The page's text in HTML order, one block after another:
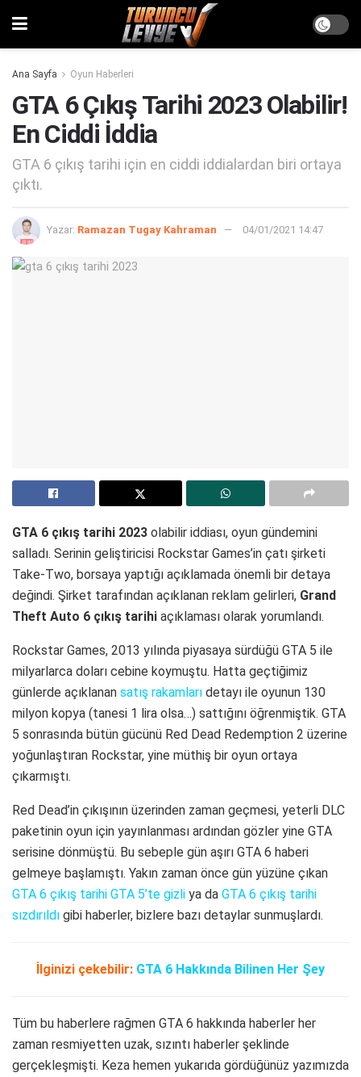
Ana Sayfa Oyun Haberleri
GTA 6 Çıkış Tarihi 2023 Olabilir!
En Ciddi İddia
GTA 6 çıkış tarihi için en ciddi iddialardan biri ortaya
çıktı.
Yazar: Ramazan Tugay Kahraman 04/01/2021 14:47
GTA 6 çıkış tarihi 2023 olabilir iddiası, oyun gündemini
salladı. Serinin geliştiricisi Rockstar Games’in çatı şirketi
Take-Two, borsaya yaptığı açıklamada önemli bir detaya
değindi. Şirket tarafından açıklanan reklam gelirleri, Grand
Theft Auto 6 çıkış tarihi açıklaması olarak yorumlandı.
Rockstar Games, 2013 yılında piyasaya sürdüğü GTA 5 ile
milyarlarca doları cebine koymuştu. Hatta geçtiğimiz
günlerde açıklanan satış rakamları detayı ile oyunun 130
milyon kopya (tanesi 1 lira olsa…) sattığını öğrenmiştik. GTA
5 sonrasında bütün gücünü Red Dead Redemption 2 üzerine
yoğunlaştıran Rockstar, yine müthiş bir oyun ortaya
çıkarmıştı.
Red Dead’in çıkışının üzerinden zaman geçmesi, yeterli DLC
paketinin oyun için yayınlanması ardından gözler yine GTA
serisine dönmüştü. Bu sebeple gün aşırı GTA 6 haberi
gelmeye başlamıştı. Yakın zaman önce gün yüzüne çıkan
GTA 6 çıkış tarihi GTA 5’te gizli ya da GTA 6 çıkış tarihi
sızdırıldı gibi haberler, bizlere bazı detaylar sunmuşlardı.
İlginizi çekebilir: GTA 6 Hakkında Bilinen Her Şey
Tüm bu haberlere rağmen GTA 6 hakkında haberler her
zaman resmiyetten uzak, sızıntı haberler şeklinde
gerçekleşmişti. Keza hemen yukarıda gördüğünüz yazımızda